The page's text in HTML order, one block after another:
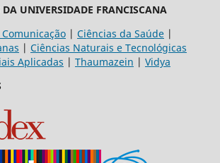
DA UNIVERSIDADE FRANCISCANA
| Ciências da Saúde|
| Ciências Naturais e Tecnológicas
Aplicadas | Thaumazein | Vidya